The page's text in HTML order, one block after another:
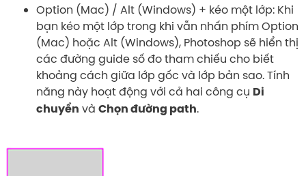
Option (Mac) / Alt (Windows) + kéo một lớp: Khi
bạn kéo một lớp trong khi vẫn nhấn phím Option
(Mac) hoặc Alt (Windows), Photoshop sẽ hiển thị
các đường guide số đo tham chiếu cho biết
khoảng cách giữa lớp gốc và lớp bản sao. Tính
năng này hoạt động với cả hai công cụ Di
chuyển và Chọn đường path.